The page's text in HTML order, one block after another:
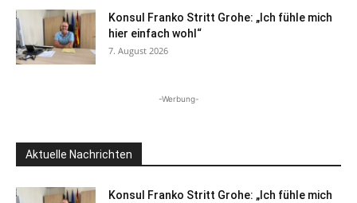
Konsul Franko Stritt Grohe: „Ich fühle mich
hier einfach wohl“
7. August 2026
-Werbung-
Aktuelle Nachrichten
Konsul Franko Stritt Grohe: „Ich fühle mich